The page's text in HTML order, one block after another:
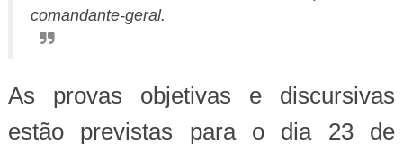
comandante-geral.
As provas objetivas e discursivas
estão previstas para o dia 23 de